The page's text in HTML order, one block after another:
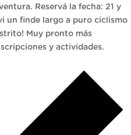
Reservá la fecha: 21 y
un finde largo a puro ciclismo
Muy pronto más
y actividades.